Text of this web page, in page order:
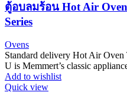
ตู้อบลมร้อน Hot Air
Series
Ovens
Standard delivery Hot Air
U is Memmert’s classic
Add to wishlist
Quick view